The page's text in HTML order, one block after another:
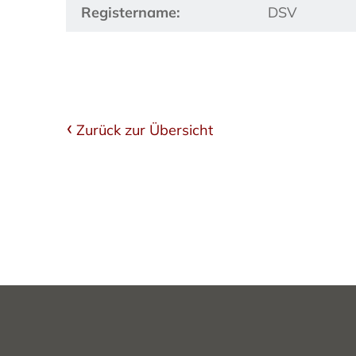
Registername: DSV
Zurück zur Übersicht